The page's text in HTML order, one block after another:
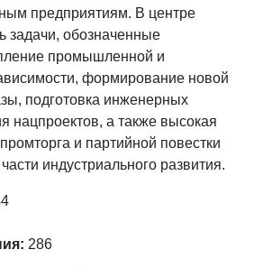
предприятиям. В центре
задачи, обозначенные
промышленной и
формирование новой
подготовка инженерных
нацпроектов, а также высокая
и партийной повестки
индустриального развития.
286